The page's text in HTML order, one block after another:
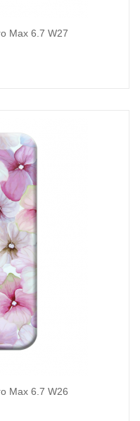
korpu
Max 6.7 W27
korpu
Max 6.7 W26